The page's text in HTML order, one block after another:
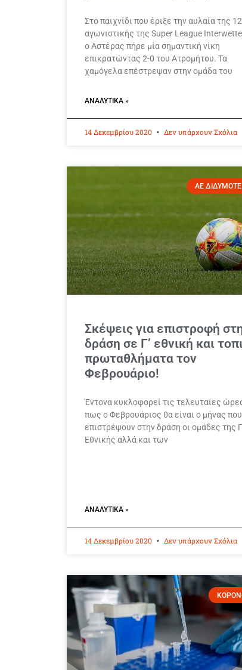
Στο παιχνίδι που έριξε την αυλαία της
αγωνιστικής της Super League
ο Αστέρας πήρε μία σημαντική νίκη
επικρατώντας 2-0 του Ατρομήτου. Τα
χαμόγελα επέστρεψαν στην ομάδα του
ΑΝΑΛΥΤΙΚΆ »
14 Δεκεμβρίου 2020 Δεν υπάρχουν Σχόλια
ΑΕ
Σκέψεις για επιστροφή
δράση σε Γ’ εθνική και
πρωταθλήματα τον
Φεβρουάριο!
Έντονα κυκλοφορεί τις τελευταίες
πως ο Φεβρουάριος θα είναι ο μήνας
επιστρέψουν στην δράση οι ομάδες της
Εθνικής αλλά και των
ΑΝΑΛΥΤΙΚΆ »
14 Δεκεμβρίου 2020 Δεν υπάρχουν Σχόλια